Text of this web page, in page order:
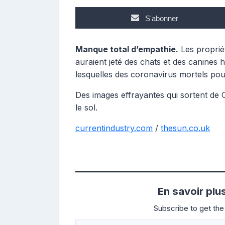
S'abonner
Manque total d’empathie. Les
auraient jeté des chats et des canines
lesquelles des coronavirus mortels
Des images effrayantes qui sortent de
le sol.
currentindustry.com / thesun.co.uk
En savoir
Subscribe to get
Saisissez votre adresse e-mail…